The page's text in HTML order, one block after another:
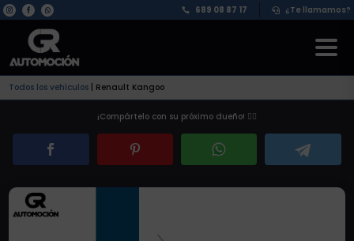
 689 08 87 17  ¿Te llamamos?
Todos los vehículos Renault Kangoo
¡Compártelo con su próximo dueño! 👇🏽